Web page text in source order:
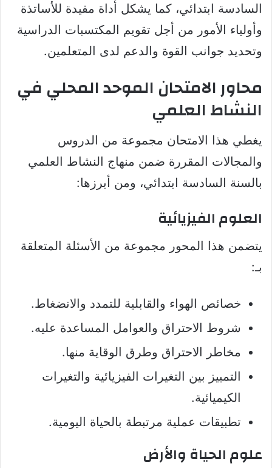
السادسة ابتدائي، كما يشكل أداة مفيدة للأساتذة
وأولياء الأمور من أجل تقويم المكتسبات الدراسية
وتحديد جوانب القوة والدعم لدى المتعلمين.
محاور الامتحان الموحد المحلي في
النشاط العلمي
يغطي هذا الامتحان مجموعة من الدروس
والمجالات المقررة ضمن منهاج النشاط العلمي
بالسنة السادسة ابتدائي، ومن أبرزها:
العلوم الفيزيائية
يتضمن هذا المحور مجموعة من الأسئلة المتعلقة
بـ:
خصائص الهواء والقابلية للتمدد والانضغاط.
شروط الاحتراق والعوامل المساعدة عليه.
مخاطر الاحتراق وطرق الوقاية منها.
التمييز بين التغيرات الفيزيائية والتغيرات
الكيميائية.
تطبيقات عملية مرتبطة بالحياة اليومية.
علوم الحياة والأرض